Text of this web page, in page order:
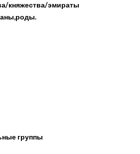
княжества/эмираты
группы